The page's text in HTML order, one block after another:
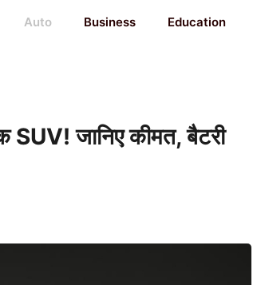
Auto Business Education
जानिए कीमत, बैटरी